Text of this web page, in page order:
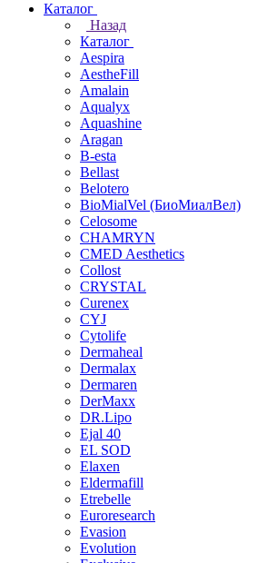
Каталог
Назад
Каталог
Aespira
AestheFill
Amalain
Aqualyx
Aquashine
Aragan
B-esta
Bellast
Belotero
BioMialVel (БиоМиалВел)
Celosome
CHAMRYN
CMED Aesthetics
Collost
CRYSTAL
Curenex
CYJ
Cytolife
Dermaheal
Dermalax
Dermaren
DerMaxx
DR.Lipo
Ejal 40
EL SOD
Elaxen
Eldermafill
Etrebelle
Euroresearch
Evasion
Evolution